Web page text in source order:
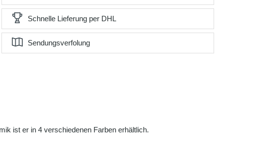
Schnelle Lieferung per DHL
Sendungsverfolung
ist er in 4 verschiedenen Farben erhältlich.